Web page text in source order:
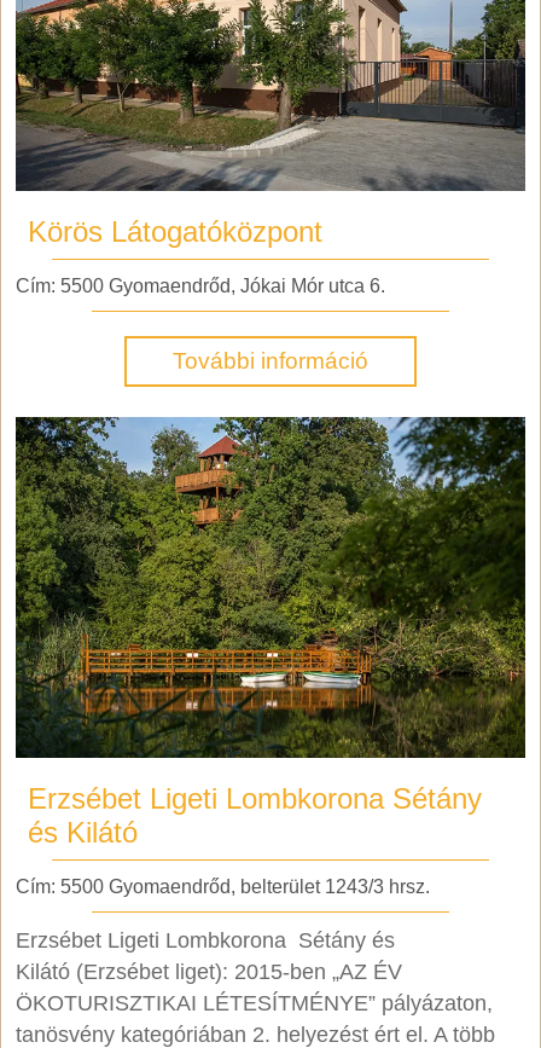
Körös Látogatóközpont
Cím: 5500 Gyomaendrőd, Jókai Mór utca 6.
További információ
Erzsébet Ligeti Lombkorona Sétány
és Kilátó
Cím: 5500 Gyomaendrőd, belterület 1243/3 hrsz.
Erzsébet Ligeti Lombkorona Sétány és
Kilátó (Erzsébet liget): 2015-ben „AZ ÉV
ÖKOTURISZTIKAI LÉTESÍTMÉNYE” pályázaton,
tanösvény kategóriában 2. helyezést ért el. A több